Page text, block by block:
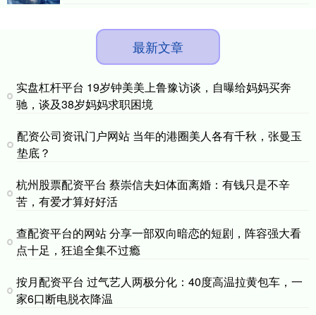
最新文章
实盘杠杆平台 19岁钟美美上鲁豫访谈，自曝给妈妈买奔
驰，谈及38岁妈妈求职困境
配资公司资讯门户网站 当年的港圈美人各有千秋，张曼玉
垫底？
杭州股票配资平台 蔡崇信夫妇体面离婚：有钱只是不辛
苦，有爱才算好好活
查配资平台的网站 分享一部双向暗恋的短剧，阵容强大看
点十足，狂追全集不过瘾
按月配资平台 过气艺人两极分化：40度高温拉黄包车，一
家6口断电脱衣降温